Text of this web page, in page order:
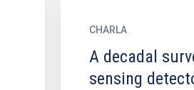
CHARLA
A decadal
sensing